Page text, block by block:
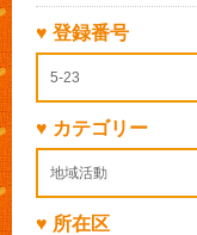
♥ 登録番号
5-23
♥ カテゴリー
地域活動
♥ 所在区